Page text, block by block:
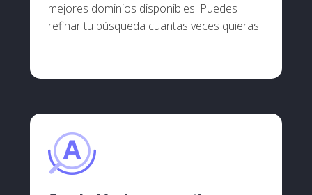
mejores dominios disponibles. Puedes
refinar tu búsqueda cuantas veces quieras.